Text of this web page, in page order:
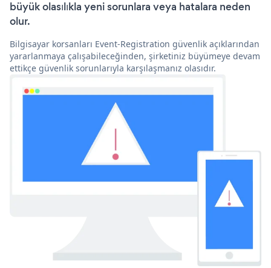
büyük olasılıkla yeni sorunlara veya hatalara neden
olur.
Bilgisayar korsanları Event-Registration güvenlik açıklarından
yararlanmaya çalışabileceğinden, şirketiniz büyümeye devam
ettikçe güvenlik sorunlarıyla karşılaşmanız olasıdır.